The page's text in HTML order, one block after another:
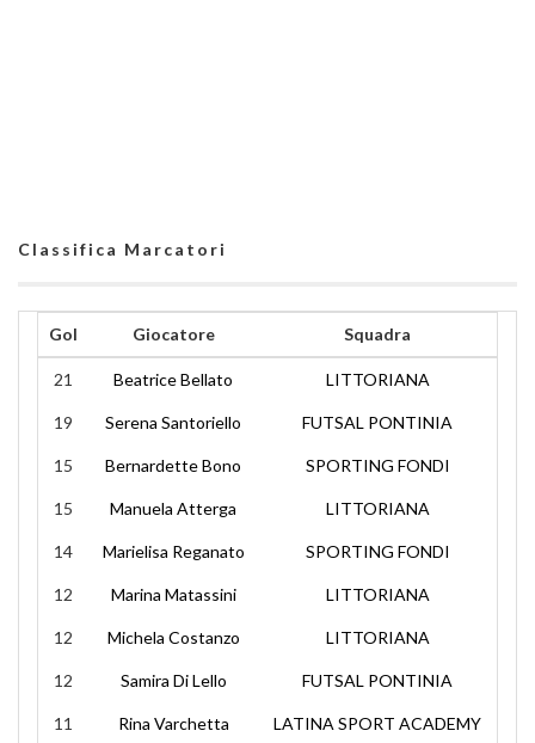
Classifica Marcatori
Gol Giocatore Squadra
21 Beatrice Bellato LITTORIANA
19 Serena Santoriello FUTSAL PONTINIA
15 Bernardette Bono SPORTING FONDI
15 Manuela Atterga LITTORIANA
14 Marielisa Reganato SPORTING FONDI
12 Marina Matassini LITTORIANA
12 Michela Costanzo LITTORIANA
12 Samira Di Lello FUTSAL PONTINIA
11 Rina Varchetta LATINA SPORT ACADEMY